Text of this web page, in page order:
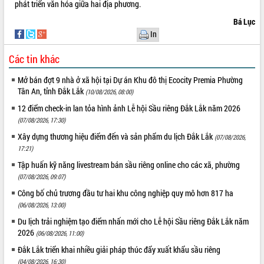
sầu riêng tại Đắk Lắk
món ăn từ sầu riêng
Đắk Lắk công bố Quy hoạch và xúc
tiến đầu tư tỉnh
Ngành cá ngừ Đắk Lắk chủ động thích
ứng để giữ vững thị trường xuất khẩu
Diễn đàn Kinh tế tư nhân Việt Nam đột
phá cơ chế - Hợp tác công tư
Đề án 06 tạo bước ngoặt đột phá trong
cải cách hành chính tỉnh Đắk Lắk
Kết nối tour, đẩy mạnh chuyển đổi số
để phát triển du lịch Đắk Lắk
Khởi động Dự án Đầu tư xây dựng hạ
tầng kỹ thuật Cụm công nghiệp Tân
Tiến
Gặp mặt các cơ quan báo chí nhân Kỷ
niệm 101 năm Ngày Báo chí Cách
mạng Việt Nam
Đắk Lắk sơ kết 4 năm triển khai thực
phát triển văn hóa giữa hai địa phương.
Bá Lục
In
Các tin khác
Mở bán đợt 9 nhà ở xã hội tại Dự án Khu đô thị Ecocity Premia Phường
Tân An, tỉnh Đắk Lắk (10/08/2026, 08:00)
12 điểm check-in lan tỏa hình ảnh Lễ hội Sầu riêng Đắk Lắk năm 2026
(07/08/2026, 17:30)
Xây dựng thương hiệu điểm đến và sản phẩm du lịch Đắk Lắk (07/08/2026,
17:21)
Tập huấn kỹ năng livestream bán sầu riêng online cho các xã, phường
(07/08/2026, 09:07)
Công bố chủ trương đầu tư hai khu công nghiệp quy mô hơn 817 ha
(06/08/2026, 13:00)
Du lịch trải nghiệm tạo điểm nhấn mới cho Lễ hội Sầu riêng Đắk Lắk năm
2026 (06/08/2026, 11:00)
Đắk Lắk triển khai nhiều giải pháp thúc đẩy xuất khẩu sầu riêng
(04/08/2026, 16:30)